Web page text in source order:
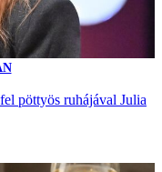
pöttyös ruhájával Julia